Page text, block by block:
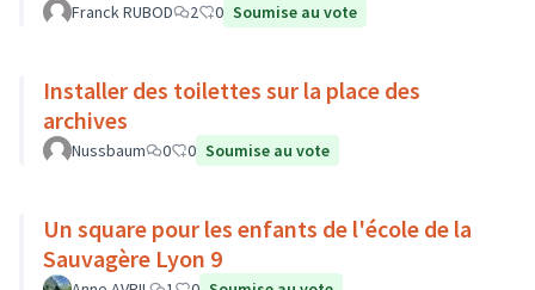
Franck RUBOD 2 0 Soumise au vote
Installer des toilettes sur la place des
archives
Nussbaum 0 0 Soumise au vote
Un square pour les enfants de l'école de la
Sauvagère Lyon 9